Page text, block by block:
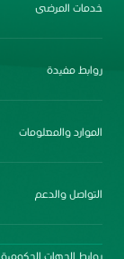
خدمات المرضى
روابط مفيدة
الموارد والمعلومات
التواصل والدعم